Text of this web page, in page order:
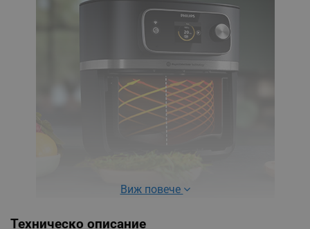
От начало до край - без сложност и догадки!
Виж повече
Техническо описание